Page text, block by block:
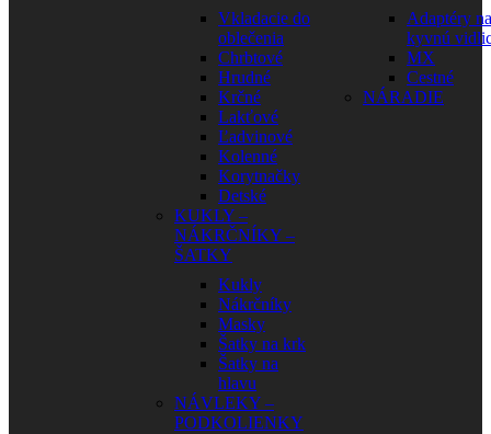
Vkladacie do
oblečenia
Chrbtové
Hrudné
Krčné
Lakťové
Ľadvinové
Kolenné
Korytnačky
Detské
KUKLY –
NÁKRČNÍKY –
ŠATKY
Kukly
Nákrčníky
Masky
Šatky na krk
Šatky na
hlavu
NÁVLEKY –
PODKOLIENKY
Adaptéry na
kyvnú
MX
Cestné
NÁRADIE